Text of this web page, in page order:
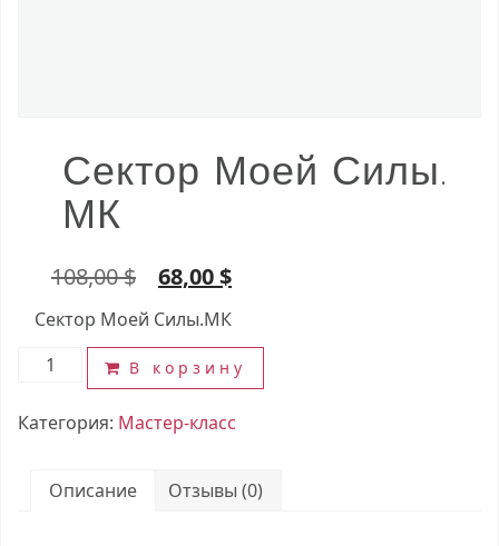
Сектор Моей Силы.
МК
108,00$
Первоначальная
цена
составляла
108,00 $.
68,00$
68,00 $.
Сектор Моей Силы.МК
Количество
товара
Моей
В корзину
Категория: Мастер-класс
Описание Отзывы (0)